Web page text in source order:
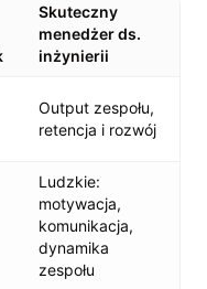
Skuteczny
menedżer ds.
inżynierii
Output zespołu,
retencja i rozwój
Ludzkie:
motywacja,
komunikacja,
dynamika
zespołu